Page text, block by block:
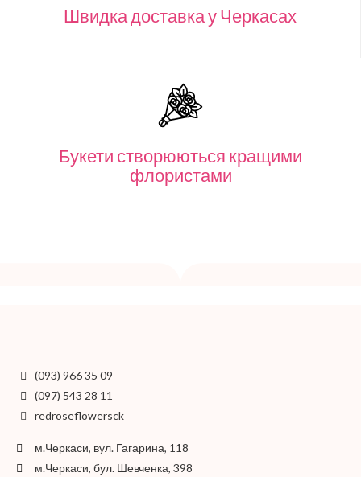
Швидка доставка у Черкасах
Букети створюються кращими
флористами
(093) 966 35 09
(097) 543 28 11
redroseflowersck
м.Черкаси, вул. Гагарина, 118
м.Черкаси, бул. Шевченка, 398